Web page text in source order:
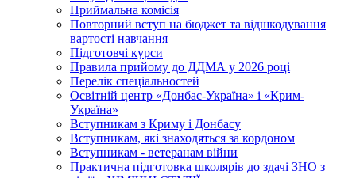
Приймальна комісія
Повторний вступ на бюджет та відшкодування
вартості навчання
Підготовчі курси
Правила прийому до ДДМА у 2026 році
Перелік спеціальностей
Освітній центр «Донбас-Україна» і «Крим-
Україна»
Вступникам з Криму і Донбасу
Вступникам, які знаходяться за кордоном
Вступникам - ветеранам війни
Практична підготовка школярів до здачі ЗНО з